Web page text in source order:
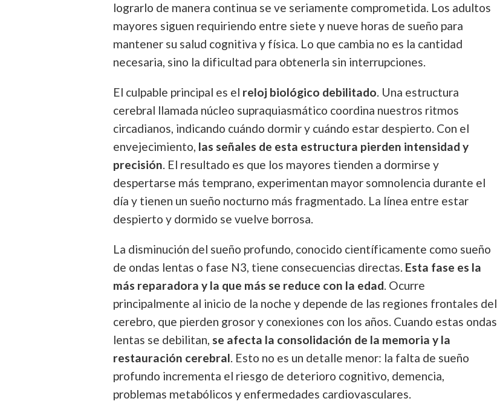
lograrlo de manera continua se ve seriamente comprometida. Los adultos
mayores siguen requiriendo entre siete y nueve horas de sueño para
mantener su salud cognitiva y física. Lo que cambia no es la cantidad
necesaria, sino la dificultad para obtenerla sin interrupciones.
El culpable principal es el reloj biológico debilitado. Una estructura
cerebral llamada núcleo supraquiasmático coordina nuestros ritmos
circadianos, indicando cuándo dormir y cuándo estar despierto. Con el
envejecimiento, las señales de esta estructura pierden intensidad y
precisión. El resultado es que los mayores tienden a dormirse y
despertarse más temprano, experimentan mayor somnolencia durante el
día y tienen un sueño nocturno más fragmentado. La línea entre estar
despierto y dormido se vuelve borrosa.
La disminución del sueño profundo, conocido científicamente como sueño
de ondas lentas o fase N3, tiene consecuencias directas. Esta fase es la
más reparadora y la que más se reduce con la edad. Ocurre
principalmente al inicio de la noche y depende de las regiones frontales del
cerebro, que pierden grosor y conexiones con los años. Cuando estas ondas
lentas se debilitan, se afecta la consolidación de la memoria y la
restauración cerebral. Esto no es un detalle menor: la falta de sueño
profundo incrementa el riesgo de deterioro cognitivo, demencia,
problemas metabólicos y enfermedades cardiovasculares.